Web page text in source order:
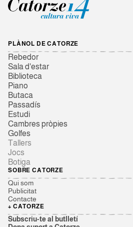
PLÀNOL DE CATORZE
Rebedor
Sala d'estar
Biblioteca
Piano
Butaca
Passadís
Estudi
Cambres pròpies
Golfes
Tallers
Jocs
Botiga
SOBRE CATORZE
Qui som
Publicitat
Contacte
+ CATORZE
Subscriu-te al butlletí